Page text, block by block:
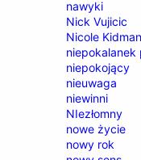
nawyki
Nick Vujicic
Nicole Kidman
niepokalanek
niepokojący
nieuwaga
niewinni
NIezłomny
nowe życie
nowy rok